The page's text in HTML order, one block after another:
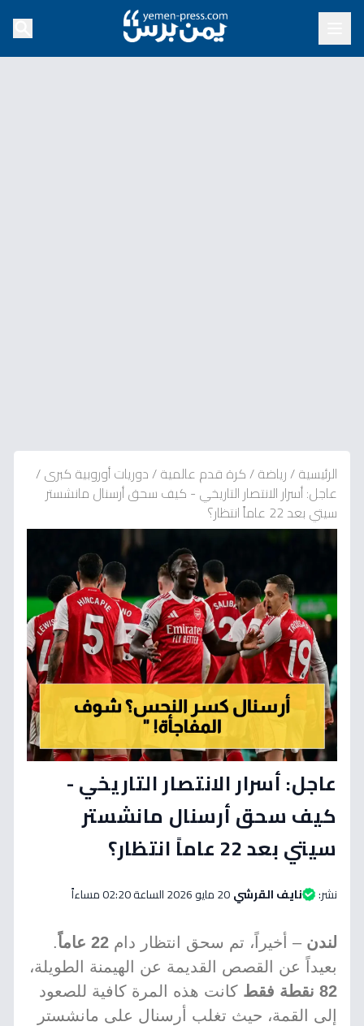
الرئيسية/رياضة/كرة قدم عالمية/دوريات أوروبية كبرى/
عاجل: أسرار الانتصار التاريخي - كيف سحق أرسنال مانشستر
سيتي بعد 22 عاماً انتظار؟
عاجل: أسرار الانتصار التاريخي -
كيف سحق أرسنال مانشستر
سيتي بعد 22 عاماً انتظار؟
نشر: نايف القرشي20 مايو 2026 الساعة 02:20 مساءاً
لندن – أخيراً، تم سحق انتظار دام 22 عاماً
.
بعيداً عن القصص القديمة عن الهيمنة الطويلة،
82 نقطة فقط
كانت هذه المرة كافية للصعود
إلى القمة، حيث تغلب أرسنال على مانشستر